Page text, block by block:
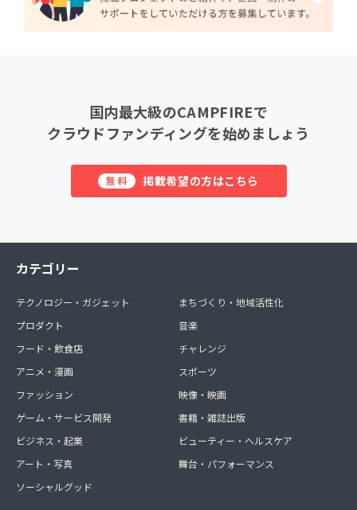
国内最大級のCAMPFIREで
クラウドファンディングを始めましょう
無料 掲載希望の方はこちら
カテゴリー
テクノロジー・ガジェット
プロダクト
フード・飲食店
アニメ・漫画
ファッション
ゲーム・サービス開発
ビジネス・起業
アート・写真
ソーシャルグッド
まちづくり・地域活性化
音楽
チャレンジ
スポーツ
映像・映画
書籍・雑誌出版
ビューティー・ヘルスケア
舞台・パフォーマンス